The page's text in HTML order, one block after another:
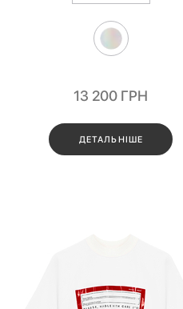
13 200 ГРН
ДЕТАЛЬНІШЕ